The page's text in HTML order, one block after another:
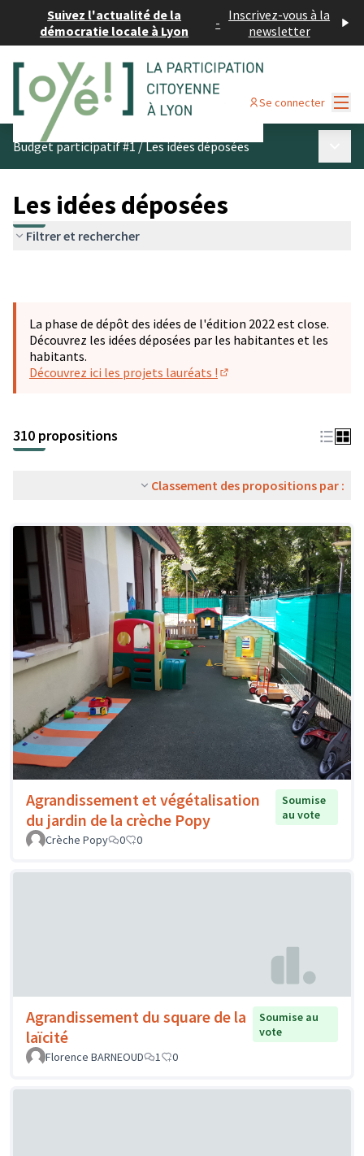
Suivez l'actualité de la
démocratie locale à Lyon
- Inscrivez-vous à la
newsletter
Se connecter
Budget participatif #1/Les idées déposées
Les idées déposées
Filtrer et rechercher
La phase de dépôt des idées de l'édition 2022 est close.
Découvrez les idées déposées par les habitantes et les
habitants.
Découvrez ici les projets lauréats !
310 propositions
Classement des propositions par :
Agrandissement et végétalisation
du jardin de la crèche Popy
Soumise
au vote
Crèche Popy
0 0
Agrandissement du square de la
laïcité
Soumise au
vote
Florence BARNEOUD
1 0